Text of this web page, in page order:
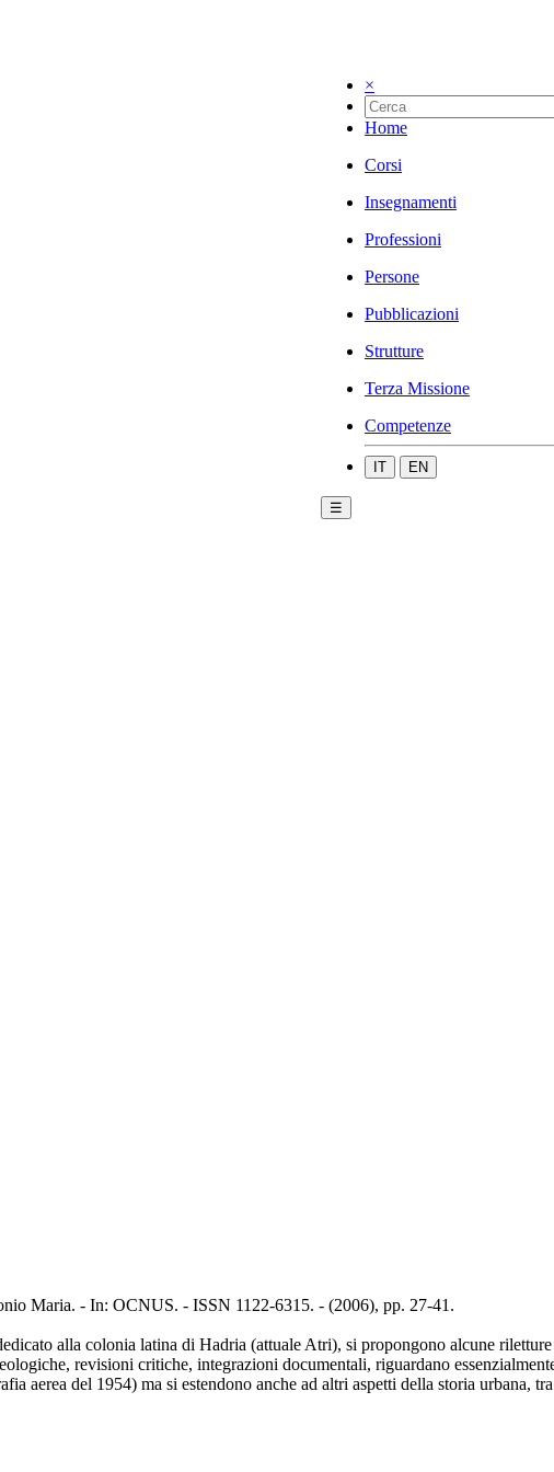
×
Home
Corsi
Insegnamenti
Professioni
Persone
Pubblicazioni
Strutture
Terza Missione
Competenze
IT EN
☰
Maria. - In: OCNUS. - ISSN 1122-6315. - (2006), pp. 27-41.
alla colonia latina di Hadria (attuale Atri), si propongono alcune
revisioni critiche, integrazioni documentali, riguardano
aerea del 1954) ma si estendono anche ad altri aspetti della storia urbana,